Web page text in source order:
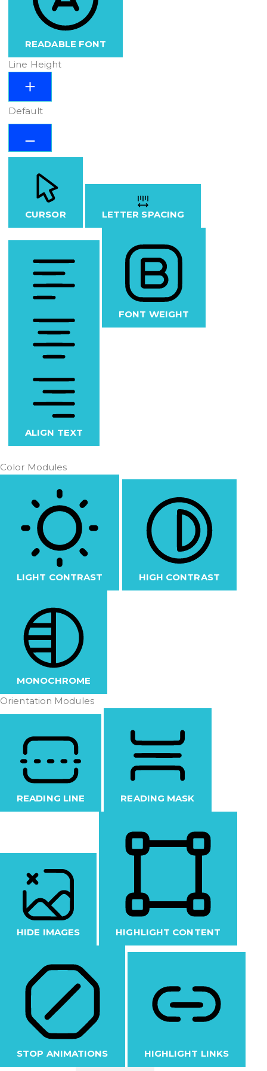
READABLE FONT
Line Height
Default
CURSOR LETTER SPACING
ALIGN TEXT
FONT WEIGHT
Color Modules
LIGHT CONTRAST HIGH CONTRAST
MONOCHROME
Orientation Modules
READING LINE READING MASK
HIDE IMAGES HIGHLIGHT CONTENT
STOP ANIMATIONS HIGHLIGHT LINKS